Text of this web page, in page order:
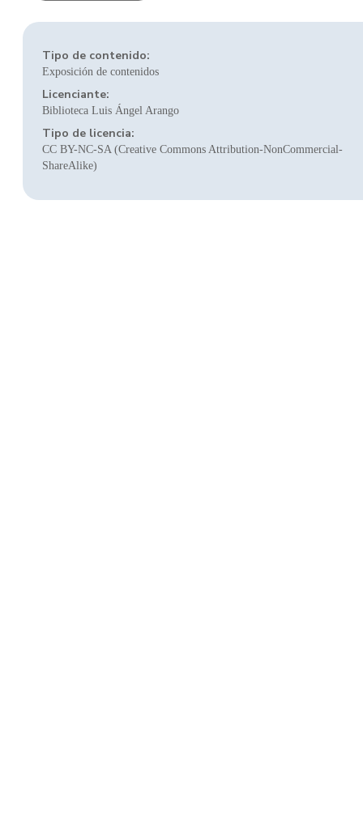
Tipo de contenido:
Exposición de contenidos
Licenciante:
Biblioteca Luis Ángel Arango
Tipo de licencia:
CC BY-NC-SA (Creative Commons Attribution-NonCommercial-
ShareAlike)